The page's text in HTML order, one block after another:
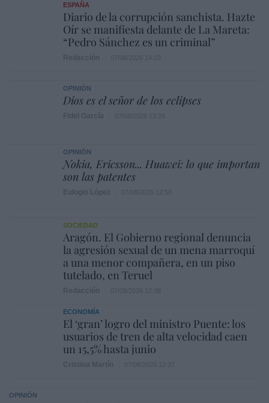
ESPAÑA
Diario de la corrupción sanchista. Hazte
Oír se manifiesta delante de La Mareta:
“Pedro Sánchez es un criminal”
OPINIÓN
Dios es el señor de los eclipses
OPINIÓN
Nokia, Ericsson... Huawei: lo que importan
son las patentes
SOCIEDAD
Aragón. El Gobierno regional denuncia
la agresión sexual de un mena marroquí
a una menor compañera, en un piso
tutelado, en Teruel
ECONOMÍA
El ‘gran’ logro del ministro Puente: los
usuarios de tren de alta velocidad caen
un 15,5% hasta junio
OPINIÓN